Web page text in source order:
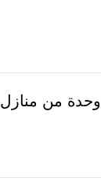
64 وحدة من